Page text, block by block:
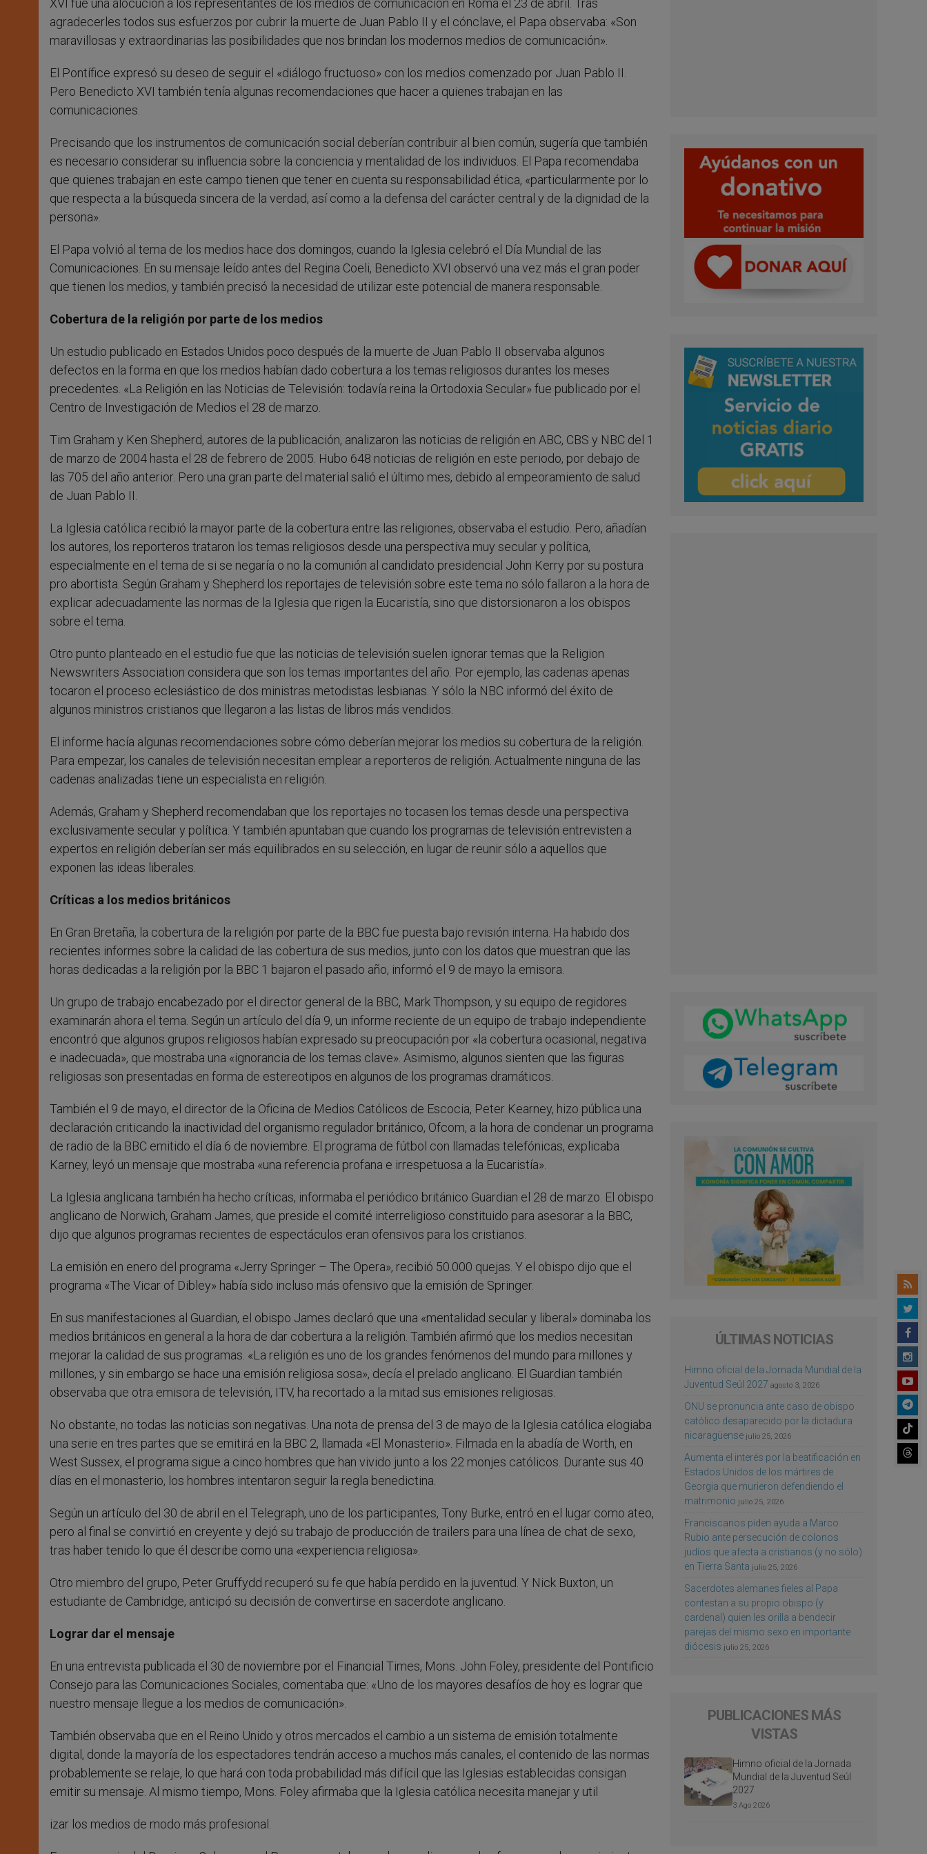
XVI fue una alocución a los representantes de los medios de comunicación en Roma el 23 de abril. Tras
agradecerles todos sus esfuerzos por cubrir la muerte de Juan Pablo II y el cónclave, el Papa observaba: «Son
maravillosas y extraordinarias las posibilidades que nos brindan los modernos medios de comunicación».
El Pontífice expresó su deseo de seguir el «diálogo fructuoso» con los medios comenzado por Juan Pablo II.
Pero Benedicto XVI también tenía algunas recomendaciones que hacer a quienes trabajan en las
comunicaciones.
Precisando que los instrumentos de comunicación social deberían contribuir al bien común, sugería que también
es necesario considerar su influencia sobre la conciencia y mentalidad de los individuos. El Papa recomendaba
que quienes trabajan en este campo tienen que tener en cuenta su responsabilidad ética, «particularmente por lo
que respecta a la búsqueda sincera de la verdad, así como a la defensa del carácter central y de la dignidad de la
persona».
El Papa volvió al tema de los medios hace dos domingos, cuando la Iglesia celebró el Día Mundial de las
Comunicaciones. En su mensaje leído antes del Regina Coeli, Benedicto XVI observó una vez más el gran poder
que tienen los medios, y también precisó la necesidad de utilizar este potencial de manera responsable.
Cobertura de la religión por parte de los medios
Un estudio publicado en Estados Unidos poco después de la muerte de Juan Pablo II observaba algunos
defectos en la forma en que los medios habían dado cobertura a los temas religiosos durantes los meses
precedentes. «La Religión en las Noticias de Televisión: todavía reina la Ortodoxia Secular» fue publicado por el
Centro de Investigación de Medios el 28 de marzo.
Tim Graham y Ken Shepherd, autores de la publicación, analizaron las noticias de religión en ABC, CBS y NBC del 1
de marzo de 2004 hasta el 28 de febrero de 2005. Hubo 648 noticias de religión en este periodo, por debajo de
las 705 del año anterior. Pero una gran parte del material salió el último mes, debido al empeoramiento de salud
de Juan Pablo II.
La Iglesia católica recibió la mayor parte de la cobertura entre las religiones, observaba el estudio. Pero, añadían
los autores, los reporteros trataron los temas religiosos desde una perspectiva muy secular y política,
especialmente en el tema de si se negaría o no la comunión al candidato presidencial John Kerry por su postura
pro abortista. Según Graham y Shepherd los reportajes de televisión sobre este tema no sólo fallaron a la hora de
explicar adecuadamente las normas de la Iglesia que rigen la Eucaristía, sino que distorsionaron a los obispos
sobre el tema.
Otro punto planteado en el estudio fue que las noticias de televisión suelen ignorar temas que la Religion
Newswriters Association considera que son los temas importantes del año. Por ejemplo, las cadenas apenas
tocaron el proceso eclesiástico de dos ministras metodistas lesbianas. Y sólo la NBC informó del éxito de
algunos ministros cristianos que llegaron a las listas de libros más vendidos.
El informe hacía algunas recomendaciones sobre cómo deberían mejorar los medios su cobertura de la religión.
Para empezar, los canales de televisión necesitan emplear a reporteros de religión. Actualmente ninguna de las
cadenas analizadas tiene un especialista en religión.
Además, Graham y Shepherd recomendaban que los reportajes no tocasen los temas desde una perspectiva
exclusivamente secular y política. Y también apuntaban que cuando los programas de televisión entrevisten a
expertos en religión deberían ser más equilibrados en su selección, en lugar de reunir sólo a aquellos que
exponen las ideas liberales.
Críticas a los medios británicos
En Gran Bretaña, la cobertura de la religión por parte de la BBC fue puesta bajo revisión interna. Ha habido dos
recientes informes sobre la calidad de las cobertura de sus medios, junto con los datos que muestran que las
horas dedicadas a la religión por la BBC 1 bajaron el pasado año, informó el 9 de mayo la emisora.
Un grupo de trabajo encabezado por el director general de la BBC, Mark Thompson, y su equipo de regidores
examinarán ahora el tema. Según un artículo del día 9, un informe reciente de un equipo de trabajo independiente
encontró que algunos grupos religiosos habían expresado su preocupación por «la cobertura ocasional, negativa
e inadecuada», que mostraba una «ignorancia de los temas clave». Asimismo, algunos sienten que las figuras
religiosas son presentadas en forma de estereotipos en algunos de los programas dramáticos.
También el 9 de mayo, el director de la Oficina de Medios Católicos de Escocia, Peter Kearney, hizo pública una
declaración criticando la inactividad del organismo regulador británico, Ofcom, a la hora de condenar un programa
de radio de la BBC emitido el día 6 de noviembre. El programa de fútbol con llamadas telefónicas, explicaba
Karney, leyó un mensaje que mostraba «una referencia profana e irrespetuosa a la Eucaristía».
La Iglesia anglicana también ha hecho críticas, informaba el periódico británico Guardian el 28 de marzo. El obispo
anglicano de Norwich, Graham James, que preside el comité interreligioso constituido para asesorar a la BBC,
dijo que algunos programas recientes de espectáculos eran ofensivos para los cristianos.
La emisión en enero del programa «Jerry Springer – The Opera», recibió 50.000 quejas. Y el obispo dijo que el
programa «The Vicar of Dibley» había sido incluso más ofensivo que la emisión de Springer.
En sus manifestaciones al Guardian, el obispo James declaró que una «mentalidad secular y liberal» dominaba los
medios británicos en general a la hora de dar cobertura a la religión. También afirmó que los medios necesitan
mejorar la calidad de sus programas. «La religión es uno de los grandes fenómenos del mundo para millones y
millones, y sin embargo se hace una emisión religiosa sosa», decía el prelado anglicano. El Guardian también
observaba que otra emisora de televisión, ITV, ha recortado a la mitad sus emisiones religiosas.
No obstante, no todas las noticias son negativas. Una nota de prensa del 3 de mayo de la Iglesia católica elogiaba
una serie en tres partes que se emitirá en la BBC 2, llamada «El Monasterio». Filmada en la abadía de Worth, en
West Sussex, el programa sigue a cinco hombres que han vivido junto a los 22 monjes católicos. Durante sus 40
días en el monasterio, los hombres intentaron seguir la regla benedictina.
Según un artículo del 30 de abril en el Telegraph, uno de los participantes, Tony Burke, entró en el lugar como ateo,
pero al final se convirtió en creyente y dejó su trabajo de producción de trailers para una línea de chat de sexo,
tras haber tenido lo que él describe como una «experiencia religiosa».
Otro miembro del grupo, Peter Gruffydd recuperó su fe que había perdido en la juventud. Y Nick Buxton, un
estudiante de Cambridge, anticipó su decisión de convertirse en sacerdote anglicano.
Lograr dar el mensaje
En una entrevista publicada el 30 de noviembre por el Financial Times, Mons. John Foley, presidente del Pontificio
Consejo para las Comunicaciones Sociales, comentaba que: «Uno de los mayores desafíos de hoy es lograr que
nuestro mensaje llegue a los medios de comunicación».
También observaba que en el Reino Unido y otros mercados el cambio a un sistema de emisión totalmente
digital, donde la mayoría de los espectadores tendrán acceso a muchos más canales, el contenido de las normas
probablemente se relaje, lo que hará con toda probabilidad más difícil que las Iglesias establecidas consigan
emitir su mensaje. Al mismo tiempo, Mons. Foley afirmaba que la Iglesia católica necesita manejar y util
izar los medios de modo más profesional.
ÚLTIMAS NOTICIAS
Himno oficial de la Jornada Mundial de la
Juventud Seúl 2027 agosto 3, 2026
ONU se pronuncia ante caso de obispo
católico desaparecido por la dictadura
nicaragüense julio 25, 2026
Aumenta el interés por la beatificación en
Estados Unidos de los mártires de
Georgia que murieron defendiendo el
matrimonio julio 25, 2026
Franciscanos piden ayuda a Marco
Rubio ante persecución de colonos
judíos que afecta a cristianos (y no sólo)
en Tierra Santa julio 25, 2026
Sacerdotes alemanes fieles al Papa
contestan a su propio obispo (y
cardenal) quien les orilla a bendecir
parejas del mismo sexo en importante
diócesis julio 25, 2026
PUBLICACIONES MÁS
VISTAS
Himno oficial de la Jornada
Mundial de la Juventud Seúl
2027
3 Ago 2026